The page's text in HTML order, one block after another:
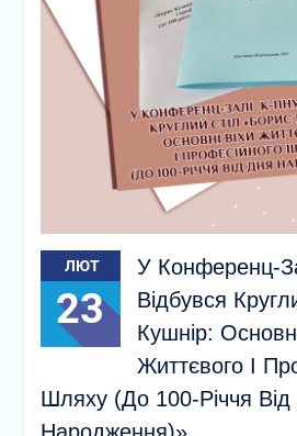
ЛЮТ
23
У Конференц-
Відбувся
Кушнір:
Життєвого І
Шляху (До 100-Річчя
Народження)»